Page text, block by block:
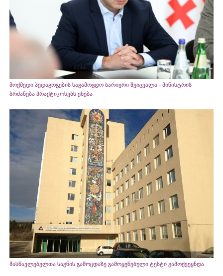
მოქმედი პედაგოგების საგამოცდო ბარიერი შეიცვალა - მინისტრის
ბრძანება პრაქტიკოსებს ეხება
მასწავლებელთა საგნის გამოცდაზე გამოყენებული ტესტი გამოქვეყნდა